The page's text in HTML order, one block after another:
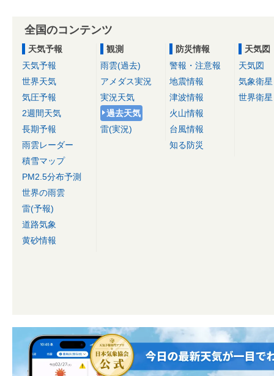
全国のコンテンツ
天気予報
天気予報
世界天気
気圧予報
2週間天気
長期予報
雨雲レーダー
積雪マップ
PM2.5分布予測
世界の雨雲
雷(予報)
道路気象
黄砂情報
観測
雨雲(過去)
アメダス実況
実況天気
過去天気
雷(実況)
防災情報
警報・注意報
地震情報
津波情報
火山情報
台風情報
知る防災
天気図
天気図
気象衛星
世界衛星